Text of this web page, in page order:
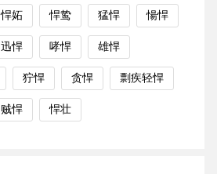
悍妬 悍鸷 猛悍 愓悍
迅悍 哮悍 雄悍
狞悍 贪悍 剽疾轻悍
贼悍 悍壮